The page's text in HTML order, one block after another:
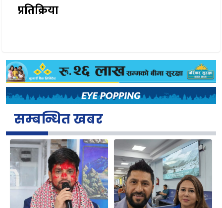
प्रतिक्रिया
सम्बन्धित खबर